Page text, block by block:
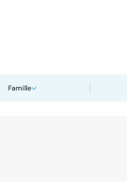
Famille